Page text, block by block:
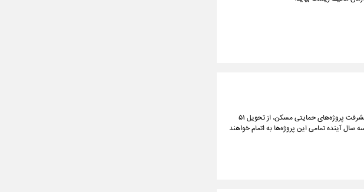
در جلسه امروز هیات دولت، وزیر راه و شهرسازی در گزارش جدید خود از پیشرفت پروژه‌های حمایتی مسکن، از تحویل ۵۱
سال آینده تمامی این پروژه‌ها به اتمام خواهند